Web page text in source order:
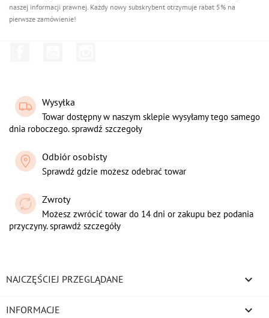
naszej informacji prawnej. Każdy nowy subskrybent otrzymuje rabat 5% na
pierwsze zamówienie!
Wysyłka
Towar dostępny w naszym sklepie wysyłamy tego samego
dnia roboczego. sprawdź szczegoły
Odbiór osobisty
Sprawdź gdzie możesz odebrać towar
Zwroty
Możesz zwrócić towar do 14 dni or zakupu bez podania
przyczyny. sprawdź szczegóły
NAJCZĘŚCIEJ PRZEGLĄDANE 
INFORMACJE 